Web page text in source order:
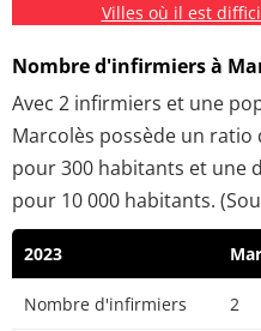
Villes où il est
Nombre d'infirmiers à
Avec 2 infirmiers et une
Marcolès possède un ratio
pour 300 habitants et une
pour 10 000 habitants.
2023
Nombre d'infirmiers 2